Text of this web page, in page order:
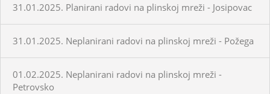
31.01.2025. Planirani radovi na plinskoj mreži - Josipovac
31.01.2025. Neplanirani radovi na plinskoj mreži - Požega
01.02.2025. Neplanirani radovi na plinskoj mreži -
Petrovsko